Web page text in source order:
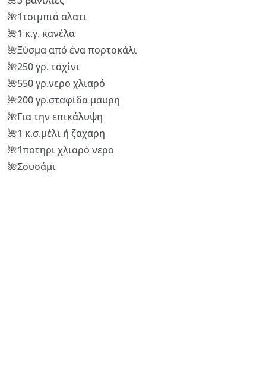
🌺1τσιμπιά αλατι
🌺1 κ.γ. κανέλα
🌺Ξύσμα από ένα πορτοκάλι
🌺250 γρ. ταχίνι
🌺550 γρ.νερο χλιαρό
🌺200 γρ.σταφίδα μαυρη
🌺Για την επικάλυψη
🌺1 κ.σ.μέλι ή ζαχαρη
🌺1ποτηρι χλιαρό νερο
🌺Σουσάμι